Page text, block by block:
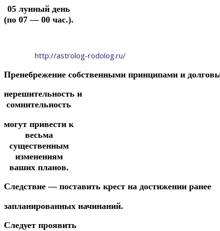
05 лунный день
(по 07 — 00 час.).
http://astrolog-rodolog.ru/
Пренебрежение собственными принципами и
нерешительность и
сомнительность
могут привести к
весьма
существенным
изменениям
ваших планов.
Следствие— поставить крест на достижении ранее
запланированных начинаний.
Следует проявить